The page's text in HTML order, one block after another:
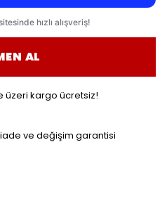
AL
üzeri kargo ücretsiz!
ve değişim garantisi